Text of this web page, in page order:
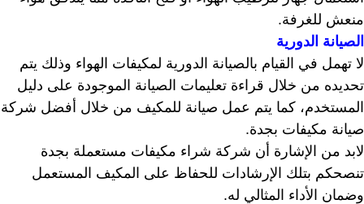
منعش للغرفة.
الصيانة الدورية
لا تهمل في القيام بالصيانة الدورية لمكيفات الهواء وذلك يتم
تحديده من خلال قراءة تعليمات الصيانة الموجودة على دليل
المستخدم، كما يتم عمل صيانة للمكيف من خلال أفضل شركة
صيانة مكيفات بجدة.
لابد من الإشارة أن شركة شراء مكيفات مستعملة بجدة
تنصحكم بتلك الإرشادات للحفاظ على المكيف المستعمل
وضمان الأداء المثالي له.